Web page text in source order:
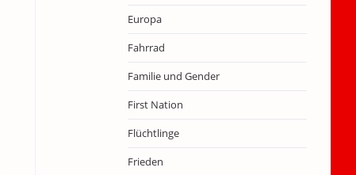
Europa
Fahrrad
Familie und Gender
First Nation
Flüchtlinge
Frieden